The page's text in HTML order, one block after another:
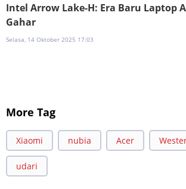
Intel Arrow Lake-H: Era Baru Laptop
Gahar
Selasa, 14 Oktober 2025 17:03
More Tag
Xiaomi nubia Acer
udari